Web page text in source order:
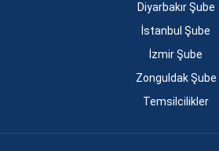
Diyarbakır Şube
İstanbul Şube
İzmir Şube
Zonguldak Şube
Temsilcilikler